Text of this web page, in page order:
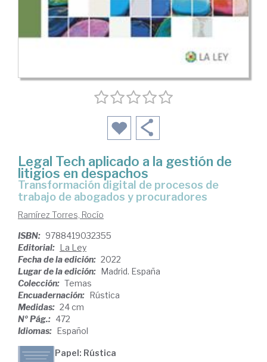
Legal Tech aplicado a la gestión de
litigios en despachos
transformación digital de procesos de
trabajo de abogados y procuradores
Ramírez Torres, Rocío
ISBN: 9788419032355
Editorial: La Ley
Fecha de la edición: 2022
Lugar de la edición: Madrid. España
Colección: Temas
Encuadernación: Rústica
Medidas: 24 cm
Nº Pág.: 472
Idiomas: Español
Papel: Rústica